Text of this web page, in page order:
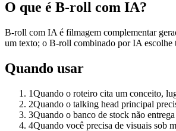
O que é B-roll com IA?
B-roll com IA é filmagem complementar
um texto; o B-roll combinado por IA escolhe
Quando usar
1Quando o roteiro cita um conceito,
2Quando o talking head principal
3Quando o banco de stock não
4Quando você precisa de visuais sob